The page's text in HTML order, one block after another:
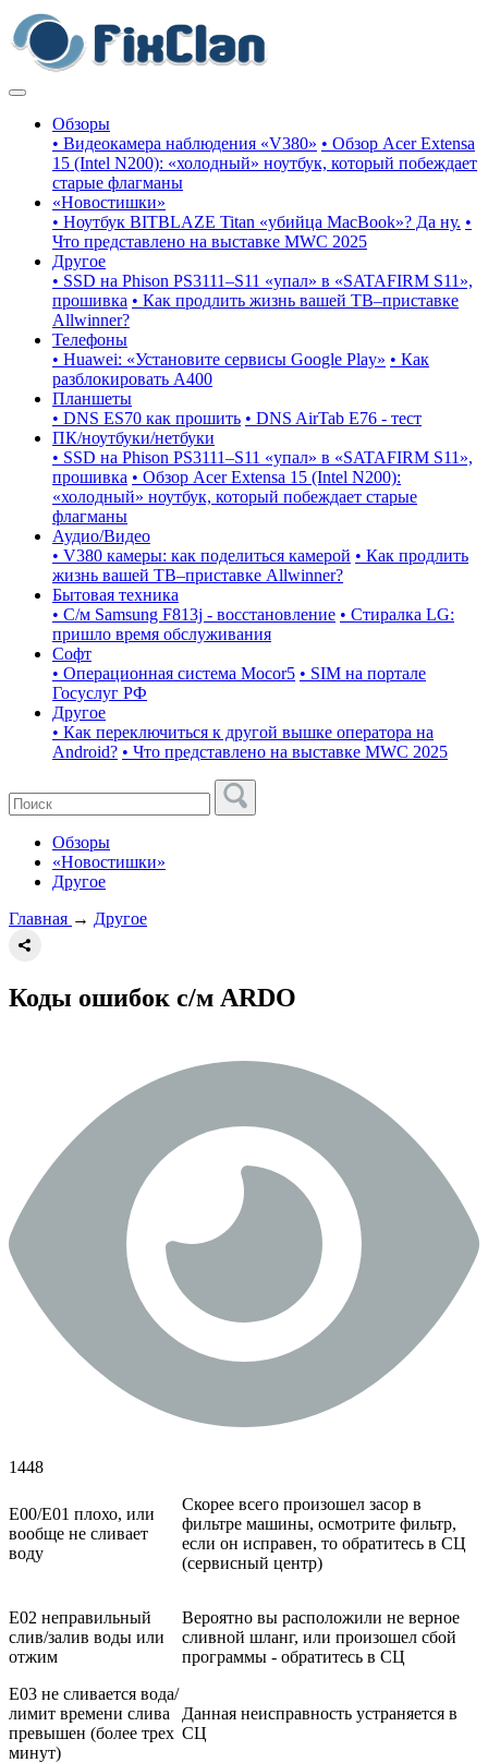
Обзоры
• Видеокамера наблюдения «V380» • Обзор Acer Extensa
15 (Intel N200): «холодный» ноутбук, который побеждает
старые флагманы
«Новостишки»
• Ноутбук BITBLAZE Titan «убийца MacBook»? Да ну. •
Что представлено на выставке MWC 2025
Другое
• SSD на Phison PS3111–S11 «упал» в «SATAFIRM S11»,
прошивка • Как продлить жизнь вашей ТВ–приставке
Allwinner?
Телефоны
• Huawei: «Установите сервисы Google Play» • Как
разблокировать A400
Планшеты
• DNS ES70 как прошить • DNS AirTab E76 - тест
ПК/ноутбуки/нетбуки
• SSD на Phison PS3111–S11 «упал» в «SATAFIRM S11»,
прошивка • Обзор Acer Extensa 15 (Intel N200):
«холодный» ноутбук, который побеждает старые
флагманы
Аудио/Видео
• V380 камеры: как поделиться камерой • Как продлить
жизнь вашей ТВ–приставке Allwinner?
Бытовая техника
• С/м Samsung F813j - восстановление • Стиралка LG:
пришло время обслуживания
Софт
• Операционная система Mocor5 • SIM на портале
Госуслуг РФ
Другое
• Как переключиться к другой вышке оператора на
Android? • Что представлено на выставке MWC 2025
Обзоры
«Новостишки»
Другое
Главная → Другое
Коды ошибок с/м ARDO
1448
E00/E01 плохо, или
вообще не сливает
воду
Скорее всего произошел засор в
фильтре машины, осмотрите фильтр,
если он исправен, то обратитесь в СЦ
(сервисный центр)
E02 неправильный
слив/залив воды или
отжим
Вероятно вы расположили не верное
сливной шланг, или произошел сбой
программы - обратитесь в СЦ
E03 не сливается вода/
лимит времени слива
превышен (более трех
минут)
Данная неисправность устраняется в
СЦ